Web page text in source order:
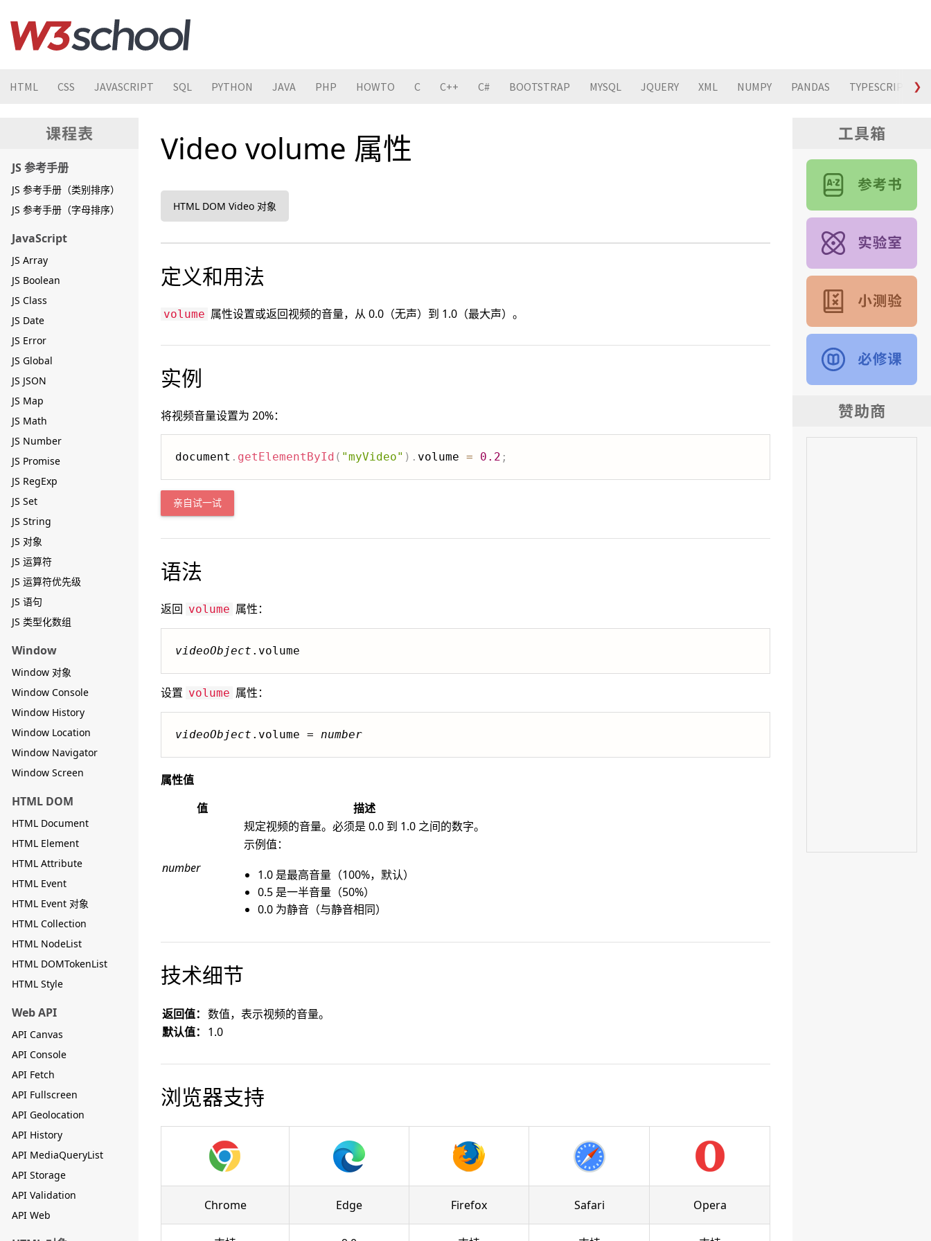
HTML CSS JAVASCRIPT SQL PYTHON JAVA PHP HOWTO C C++ C# BOOTSTRAP MYSQL JQUERY XML NUMPY PANDAS TYPESCRIPT ❯
JS 参考手册
JS 参考手册（类别排序）
JS 参考手册（字母排序）
JavaScript
JS Array
JS Boolean
JS Class
JS Date
JS Error
JS Global
JS JSON
JS Map
JS Math
JS Number
JS Promise
JS RegExp
JS Set
JS String
JS 对象
JS 运算符
JS 运算符优先级
JS 语句
JS 类型化数组
Window
Window 对象
Window Console
Window History
Window Location
Window Navigator
Window Screen
HTML DOM
HTML Document
HTML Element
HTML Attribute
HTML Event
HTML Event 对象
HTML Collection
HTML NodeList
HTML DOMTokenList
HTML Style
Web API
API Canvas
API Console
API Fetch
API Fullscreen
API Geolocation
API History
API MediaQueryList
API Storage
API Validation
API Web
Video volume 属性
HTML DOM Video 对象
定义和用法
volume 属性设置或返回视频的音量，从 0.0（无声）到 1.0（最大声）。
实例
将视频音量设置为 20%：
document . getElementById ( "myVideo" ) . volume = 0.2 ;
亲自试一试
语法
返回 volume 属性：
videoObject .volume
设置 volume 属性：
videoObject .volume = number
属性值
值
描述
number
规定视频的音量。必须是 0.0 到 1.0 之间的数字。
示例值：
1.0 是最高音量（100%，默认）
0.5 是一半音量（50%）
0.0 为静音（与静音相同）
技术细节
返回值： 数值，表示视频的音量。
默认值： 1.0
浏览器支持
Chrome Edge Firefox Safari Opera